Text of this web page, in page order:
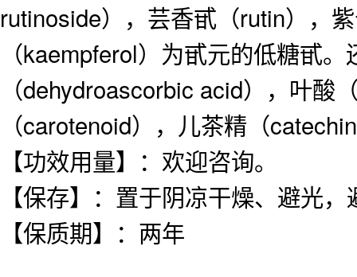
rutinoside），芸香甙（rutin），
（kaempferol）为甙元的低糖甙
（dehydroascorbic acid），叶
（carotenoid），儿茶精（
【功效用量】：欢迎咨询。
【保存】：置于阴凉干燥、避光
【保质期】：两年